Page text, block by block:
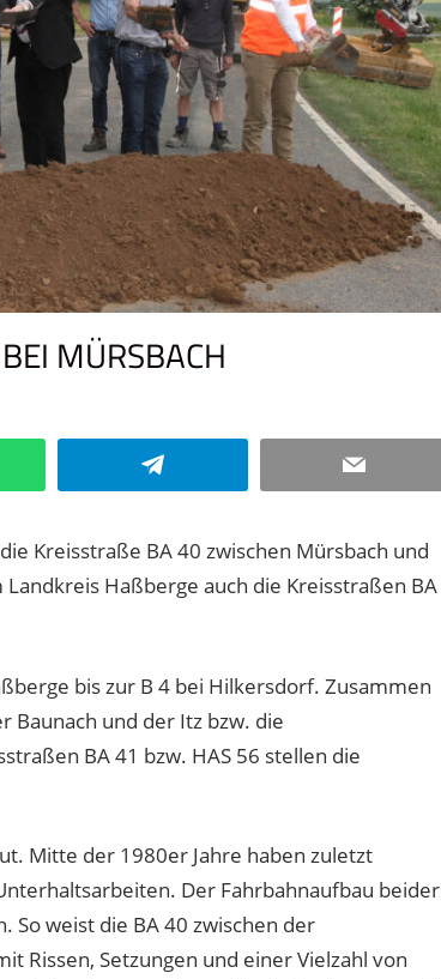
MÜRSBACH
Telegram Email
Kreisstraße BA 40 zwischen Mürsbach und
Haßberge auch die Kreisstraßen BA
bis zur B 4 bei Hilkersdorf. Zusammen
Baunach und der Itz bzw. die
BA 41 bzw. HAS 56 stellen die
Mitte der 1980er Jahre haben zuletzt
Der Fahrbahnaufbau beider
weist die BA 40 zwischen der
Rissen, Setzungen und einer Vielzahl von